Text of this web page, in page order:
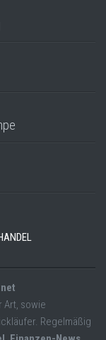
Art, sowie
Regelmäßig